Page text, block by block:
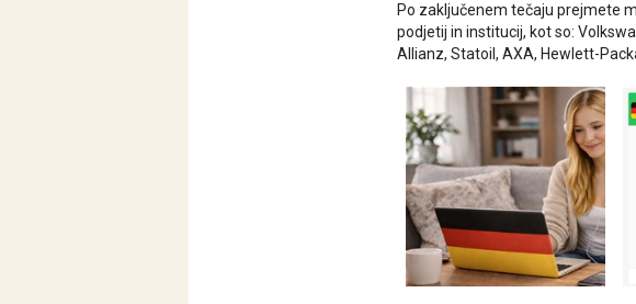
Po zaključenem tečaju prejmete
podjetij in institucij, kot so:
Allianz, Statoil, AXA, Hewlett-